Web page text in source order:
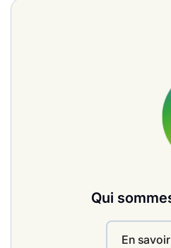
Qui
En